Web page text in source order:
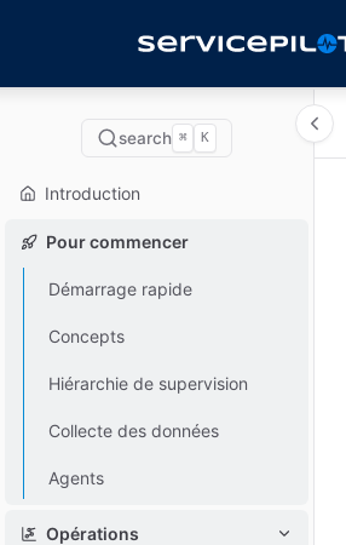
search ⌘ K
Introduction
Pour commencer
Démarrage rapide
Concepts
Hiérarchie de supervision
Collecte des données
Agents
Opérations